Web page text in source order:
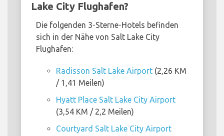
Lake City Flughafen?
Die folgenden 3-Sterne-Hotels befinden
sich in der Nähe von Salt Lake City
Flughafen:
Radisson Salt Lake Airport (2,26 KM
/ 1,41 Meilen)
Hyatt Place Salt Lake City Airport
(3,54 KM / 2,2 Meilen)
Courtyard Salt Lake City Airport